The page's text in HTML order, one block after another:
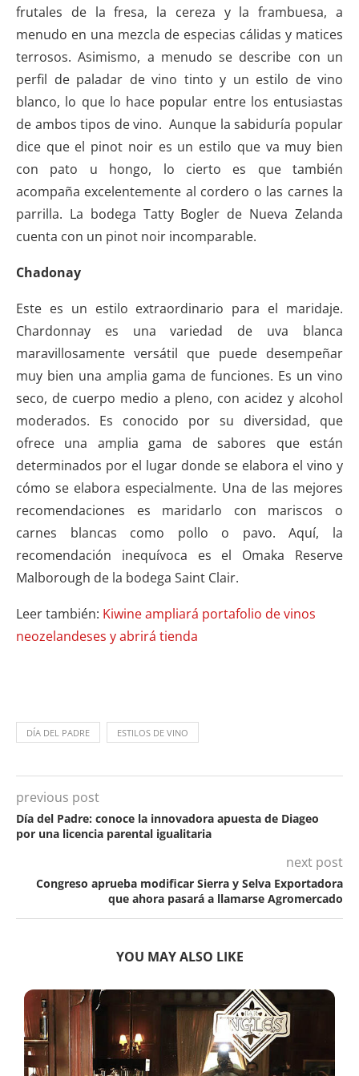
frutales de la fresa, la cereza y la frambuesa, a
menudo en una mezcla de especias cálidas y matices
terrosos. Asimismo, a menudo se describe con un
perfil de paladar de vino tinto y un estilo de vino
blanco, lo que lo hace popular entre los entusiastas
de ambos tipos de vino. Aunque la sabiduría popular
dice que el pinot noir es un estilo que va muy bien
con pato u hongo, lo cierto es que también
acompaña excelentemente al cordero o las carnes la
parrilla. La bodega Tatty Bogler de Nueva Zelanda
cuenta con un pinot noir incomparable.
Chadonay
Este es un estilo extraordinario para el maridaje.
Chardonnay es una variedad de uva blanca
maravillosamente versátil que puede desempeñar
muy bien una amplia gama de funciones. Es un vino
seco, de cuerpo medio a pleno, con acidez y alcohol
moderados. Es conocido por su diversidad, que
ofrece una amplia gama de sabores que están
determinados por el lugar donde se elabora el vino y
cómo se elabora especialmente. Una de las mejores
recomendaciones es maridarlo con mariscos o
carnes blancas como pollo o pavo. Aquí, la
recomendación inequívoca es el Omaka Reserve
Malborough de la bodega Saint Clair.
Leer también: Kiwine ampliará portafolio de vinos
neozelandeses y abrirá tienda
DÍA DEL PADRE ESTILOS DE VINO
previous post
Día del Padre: conoce la innovadora apuesta de Diageo
por una licencia parental igualitaria
next post
Congreso aprueba modificar Sierra y Selva Exportadora
que ahora pasará a llamarse Agromercado
YOU MAY ALSO LIKE